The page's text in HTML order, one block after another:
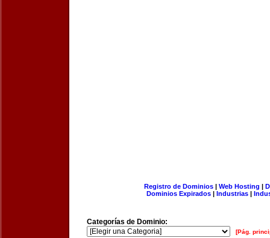
Registro de Dominios| Web Hosting |
Dominios Expirados | Industrias |
Categorías de Dominio:
[Pág.